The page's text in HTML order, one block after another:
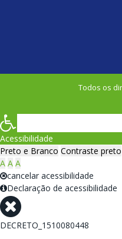
Todos os
Acessibilidade
Preto e Branco Contraste preto
A A A
cancelar acessibilidade
Declaração de acessibilidade
DECRETO_1510080448